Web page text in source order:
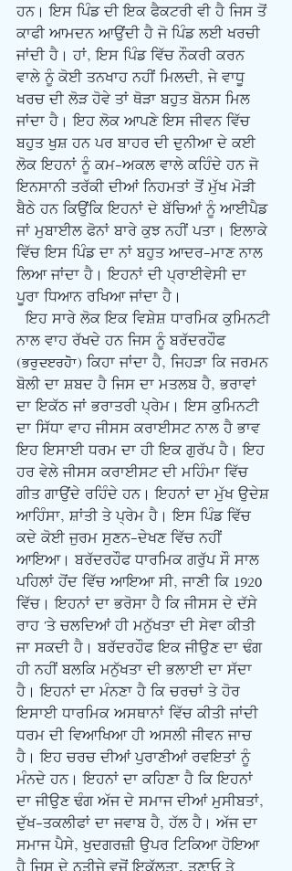
ਹਨ। ਇਸ ਪਿੰਡ ਦੀ ਇਕ ਫੈਕਟਰੀ ਵੀ ਹੈ ਜਿਸ ਤੋਂ
ਕਾਫੀ ਆਮਦਨ ਆਉਂਦੀ ਹੈ ਜੋ ਪਿੰਡ ਲਈ ਖਰਚੀ
ਜਾਂਦੀ ਹੈ। ਹਾਂ, ਇਸ ਪਿੰਡ ਵਿੱਚ ਨੌਕਰੀ ਕਰਨ
ਵਾਲੇ ਨੂੰ ਕੋਈ ਤਨਖਾਹ ਨਹੀਂ ਮਿਲਦੀ, ਜੇ ਵਾਧੂ
ਖਰਚ ਦੀ ਲੋੜ ਹੋਵੇ ਤਾਂ ਥੋੜਾ ਬਹੁਤ ਬੋਨਸ ਮਿਲ
ਜਾਂਦਾ ਹੈ। ਇਹ ਲੋਕ ਆਪਣੇ ਇਸ ਜੀਵਨ ਵਿੱਚ
ਬਹੁਤ ਖੁਸ਼ ਹਨ ਪਰ ਬਾਹਰ ਦੀ ਦੁਨੀਆ ਦੇ ਕਈ
ਲੋਕ ਇਹਨਾਂ ਨੂੰ ਕਮ-ਅਕਲ ਵਾਲੇ ਕਹਿੰਦੇ ਹਨ ਜੋ
ਇਨਸਾਨੀ ਤਰੱਕੀ ਦੀਆਂ ਨਿਹਮਤਾਂ ਤੋਂ ਮੁੱਖ ਮੋੜੀ
ਬੈਠੇ ਹਨ ਕਿਉਂਕਿ ਇਹਨਾਂ ਦੇ ਬੱਚਿਆਂ ਨੂੰ ਆਈਪੈਡ
ਜਾਂ ਮੁਬਾਈਲ ਫੋਨਾਂ ਬਾਰੇ ਕੁਝ ਨਹੀਂ ਪਤਾ। ਇਲਾਕੇ
ਵਿੱਚ ਇਸ ਪਿੰਡ ਦਾ ਨਾਂ ਬਹੁਤ ਆਦਰ-ਮਾਣ ਨਾਲ
ਲਿਆ ਜਾਂਦਾ ਹੈ। ਇਹਨਾਂ ਦੀ ਪ੍ਰਾਈਵੇਸੀ ਦਾ
ਪੂਰਾ ਧਿਆਨ ਰਖਿਆ ਜਾਂਦਾ ਹੈ।
  ਇਹ ਸਾਰੇ ਲੋਕ ਇਕ ਵਿਸ਼ੇਸ਼ ਧਾਰਮਿਕ ਕੁਮਿਨਟੀ
ਨਾਲ ਵਾਹ ਰੱਖਦੇ ਹਨ ਜਿਸ ਨੂੰ ਬਰੱਦਰਹੌਫ
(Bruderhof) ਕਿਹਾ ਜਾਂਦਾ ਹੈ, ਜਿਹੜਾ ਕਿ ਜਰਮਨ
ਬੋਲੀ ਦਾ ਸ਼ਬਦ ਹੈ ਜਿਸ ਦਾ ਮਤਲਬ ਹੈ, ਭਰਾਵਾਂ
ਦਾ ਇਕੱਠ ਜਾਂ ਭਰਾਤਰੀ ਪ੍ਰੇਮ। ਇਸ ਕੁਮਿਨਟੀ
ਦਾ ਸਿੱਧਾ ਵਾਹ ਜੀਸਸ ਕਰਾਈਸਟ ਨਾਲ ਹੈ ਭਾਵ
ਇਹ ਇਸਾਈ ਧਰਮ ਦਾ ਹੀ ਇਕ ਗੁਰੱਪ ਹੈ। ਇਹ
ਹਰ ਵੇਲੇ ਜੀਸਸ ਕਰਾਈਸਟ ਦੀ ਮਹਿੰਮਾ ਵਿੱਚ
ਗੀਤ ਗਾਉਂਦੇ ਰਹਿੰਦੇ ਹਨ। ਇਹਨਾਂ ਦਾ ਮੁੱਖ ਉਦੇਸ਼
ਆਹਿੰਸਾ, ਸ਼ਾਂਤੀ ਤੇ ਪ੍ਰੇਮ ਹੈ। ਇਸ ਪਿੰਡ ਵਿੱਚ
ਕਦੇ ਕੋਈ ਜੁਰਮ ਸੁਣਨ-ਦੇਖਣ ਵਿੱਚ ਨਹੀਂ
ਆਇਆ। ਬਰੱਦਰਹੌਫ ਧਾਰਮਿਕ ਗਰੁੱਪ ਸੌ ਸਾਲ
ਪਹਿਲਾਂ ਹੋਂਦ ਵਿੱਚ ਆਇਆ ਸੀ, ਜਾਣੀ ਕਿ 1920
ਵਿੱਚ। ਇਹਨਾਂ ਦਾ ਭਰੋਸਾ ਹੈ ਕਿ ਜੀਸਸ ਦੇ ਦੱਸੇ
ਰਾਹ 'ਤੇ ਚਲਦਿਆਂ ਹੀ ਮਨੁੱਖਤਾ ਦੀ ਸੇਵਾ ਕੀਤੀ
ਜਾ ਸਕਦੀ ਹੈ। ਬਰੱਦਰਹੌਫ ਇਕ ਜੀਉਣ ਦਾ ਢੰਗ
ਹੀ ਨਹੀਂ ਬਲਕਿ ਮਨੁੱਖਤਾ ਦੀ ਭਲਾਈ ਦਾ ਸੱਦਾ
ਹੈ। ਇਹਨਾਂ ਦਾ ਮੰਨਣਾ ਹੈ ਕਿ ਚਰਚਾਂ ਤੇ ਹੋਰ
ਇਸਾਈ ਧਾਰਮਿਕ ਅਸਥਾਨਾਂ ਵਿੱਚ ਕੀਤੀ ਜਾਂਦੀ
ਧਰਮ ਦੀ ਵਿਆਖਿਆ ਹੀ ਅਸਲੀ ਜੀਵਨ ਜਾਚ
ਹੈ। ਇਹ ਚਰਚ ਦੀਆਂ ਪੁਰਾਣੀਆਂ ਰਵਇਤਾਂ ਨੂੰ
ਮੰਨਦੇ ਹਨ। ਇਹਨਾਂ ਦਾ ਕਹਿਣਾ ਹੈ ਕਿ ਇਹਨਾਂ
ਦਾ ਜੀਉਣ ਢੰਗ ਅੱਜ ਦੇ ਸਮਾਜ ਦੀਆਂ ਮੁਸੀਬਤਾਂ,
ਦੁੱਖ-ਤਕਲੀਫਾਂ ਦਾ ਜਵਾਬ ਹੈ, ਹੱਲ ਹੈ। ਅੱਜ ਦਾ
ਸਮਾਜ ਪੈਸੇ, ਖੁਦਗਰਜ਼ੀ ਉਪਰ ਟਿਕਿਆ ਹੋਇਆ